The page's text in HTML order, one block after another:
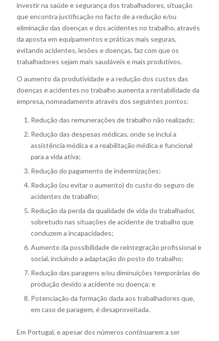
investir na saúde e segurança dos trabalhadores, situação
que encontra justificação no facto de a redução e/ou
eliminação das doenças e dos acidentes no trabalho, através
da aposta em equipamentos e práticas mais seguras,
evitando acidentes, lesões e doenças, faz com que os
trabalhadores sejam mais saudáveis e mais produtivos.
O aumento da produtividade e a redução dos custos das
doenças e acidentes no trabalho aumenta a rentabilidade da
empresa, nomeadamente através dos seguintes pontos:
Redução das remunerações de trabalho não realizado;
Redução das despesas médicas, onde se inclui a
assistência médica e a reabilitação médica e funcional
para a vida ativa;
Redução do pagamento de indemnizações;
Redução (ou evitar o aumento) do custo do seguro de
acidentes de trabalho;
Redução da perda da qualidade de vida do trabalhador,
sobretudo nas situações de acidente de trabalho que
conduzem a incapacidades;
Aumento da possibilidade de reintegração profissional e
social, incluindo a adaptação do posto do trabalho;
Redução das paragens e/ou diminuições temporárias de
produção devido a acidente ou doença; e
Potenciação da formação dada aos trabalhadores que,
em caso de paragem, é desaproveitada.
Em Portugal, e apesar dos números continuarem a ser